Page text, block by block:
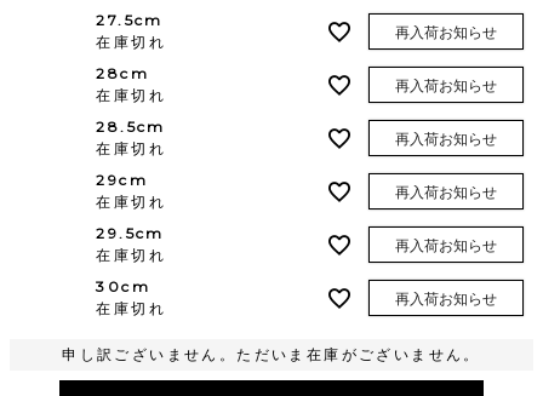
27.5cm
在庫切れ
再入荷お知らせ
28cm
在庫切れ
再入荷お知らせ
28.5cm
在庫切れ
再入荷お知らせ
29cm
在庫切れ
再入荷お知らせ
29.5cm
在庫切れ
再入荷お知らせ
30cm
在庫切れ
再入荷お知らせ
申し訳ございません。ただいま在庫がございません。